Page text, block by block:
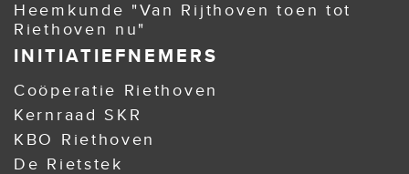
Heemkunde "Van Rijthoven toen tot
Riethoven nu"
INITIATIEFNEMERS
Coöperatie Riethoven
Kernraad SKR
KBO Riethoven
De Rietstek